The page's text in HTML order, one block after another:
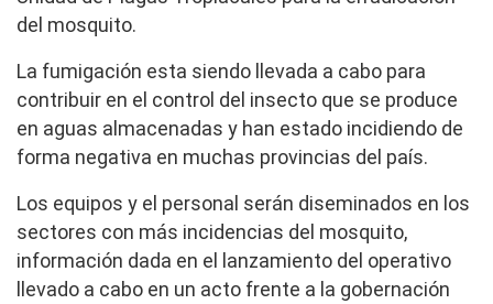
del mosquito.
La fumigación esta siendo llevada a cabo para
contribuir en el control del insecto que se produce
en aguas almacenadas y han estado incidiendo de
forma negativa en muchas provincias del país.
Los equipos y el personal serán diseminados en los
sectores con más incidencias del mosquito,
información dada en el lanzamiento del operativo
llevado a cabo en un acto frente a la gobernación